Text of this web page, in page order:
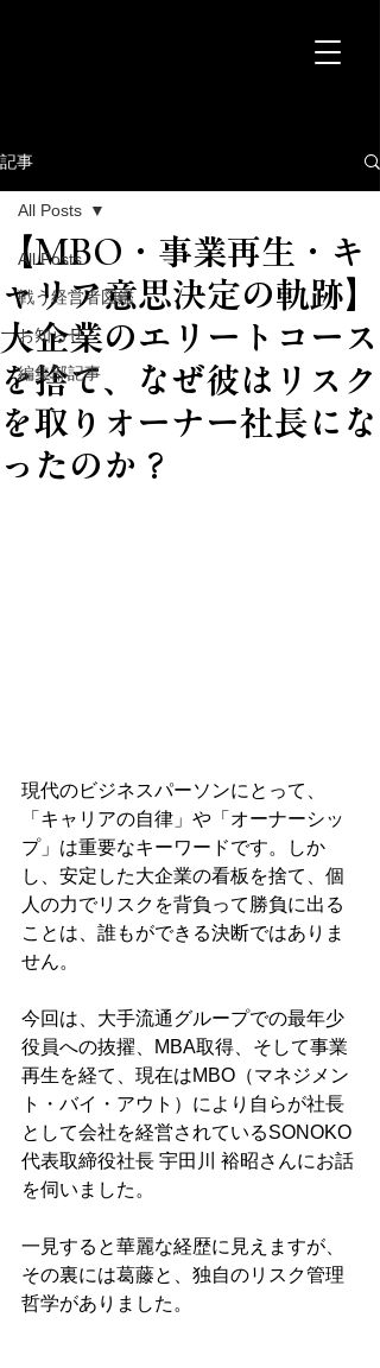
記事
All Posts
戦う経営者図鑑
お知らせ
編集部記事
All Posts
【MBO・事業再生・キ
ャリア意思決定の軌跡】
大企業のエリートコース
を捨て、なぜ彼はリスク
を取りオーナー社長にな
ったのか？
現代のビジネスパーソンにとって、
「キャリアの自律」や「オーナーシッ
プ」は重要なキーワードです。しか
し、安定した大企業の看板を捨て、個
人の力でリスクを背負って勝負に出る
ことは、誰もができる決断ではありま
せん。
今回は、大手流通グループでの最年少
役員への抜擢、MBA取得、そして事業
再生を経て、現在はMBO（マネジメン
ト・バイ・アウト）により自らが社長
として会社を経営されているSONOKO
代表取締役社長 宇田川 裕昭さんにお話
を伺いました。
一見すると華麗な経歴に見えますが、
その裏には葛藤と、独自のリスク管理
哲学がありました。